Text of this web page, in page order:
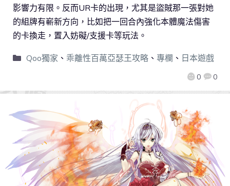
0 0
影響力有限。反而UR卡的出現，尤其是盜賊那一張對她
的組牌有嶄新方向，比如把一回合內強化本體魔法傷害
的卡換走，置入妨礙/支援卡等玩法。
Qoo獨家 、 乖離性百萬亞瑟王攻略、 專欄 、 日本遊戲